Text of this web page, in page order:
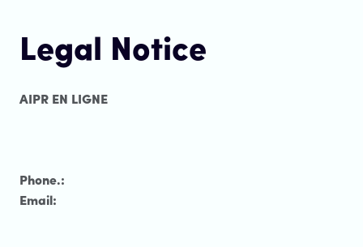
Legal Notice
AIPR EN LIGNE
Phone.:
Email: